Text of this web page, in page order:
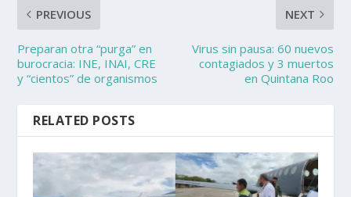
PREVIOUS
Preparan otra “purga” en
burocracia: INE, INAI, CRE
y “cientos” de organismos
NEXT
Virus sin pausa: 60 nuevos
contagiados y 3 muertos
en Quintana Roo
RELATED POSTS